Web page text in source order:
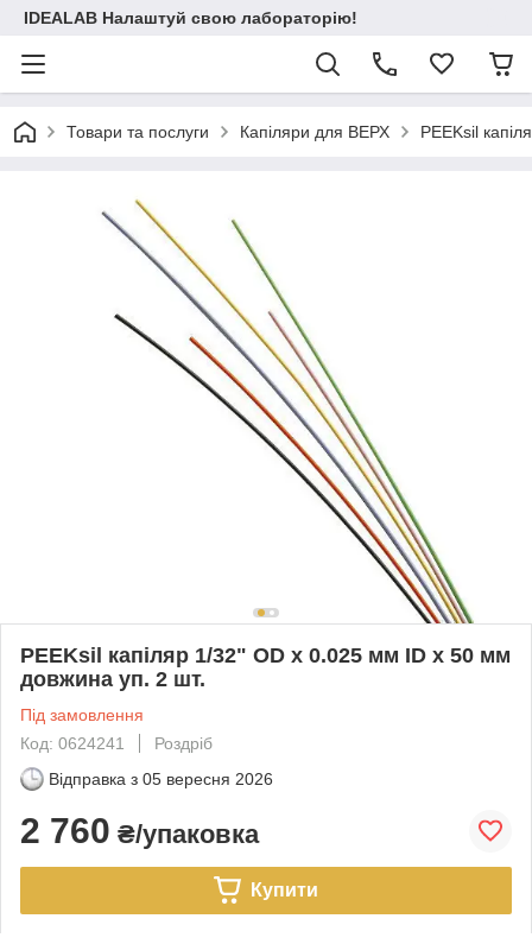
IDEALAB Налаштуй свою лабораторію!
Товари та послуги Капіляри для ВЕРХ PEEKsil
PEEKsil капіляр 1/32" OD x 0.025 мм ID x 50 мм
довжина уп. 2 шт.
Під замовлення
Код: 0624241
Роздріб
Відправка з 05 вересня 2026
2 760 ₴/упаковка
Купити